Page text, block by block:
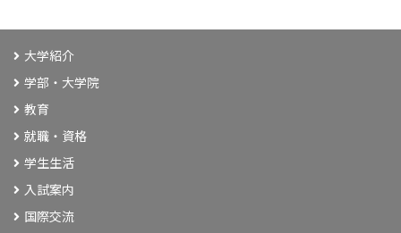
大学紹介
学部・大学院
教育
就職・資格
学生生活
入試案内
国際交流